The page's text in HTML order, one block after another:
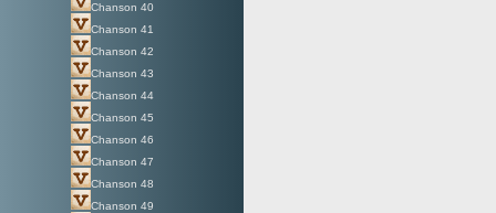
Chanson 40
Chanson 41
Chanson 42
Chanson 43
Chanson 44
Chanson 45
Chanson 46
Chanson 47
Chanson 48
Chanson 49